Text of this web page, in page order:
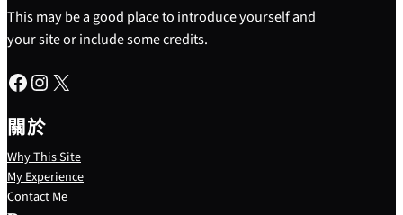
This may be a good place to introduce yourself and
your site or include some credits.
Facebook Instagram X
關於
Why This Site
My Experience
Contact Me